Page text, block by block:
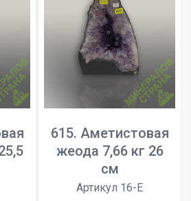
615. Аметистовая
жеода 7,66 кг 26
см
Артикул 16-E